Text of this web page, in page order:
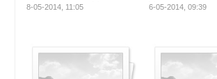
8-05-2014, 11:05 6-05-2014, 09:39